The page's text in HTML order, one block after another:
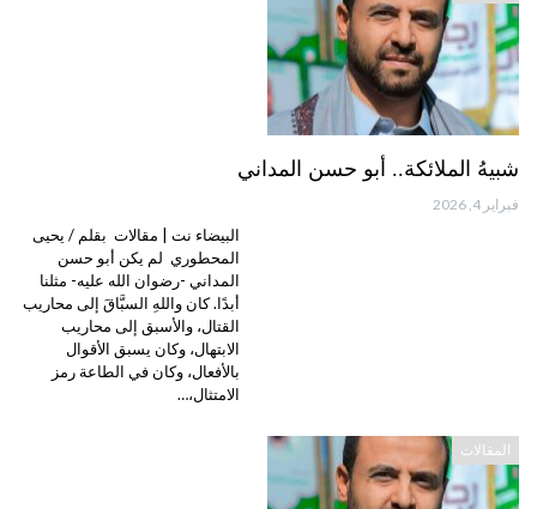
شبيهُ الملائكة.. أبو حسن المداني
فبراير 4, 2026
البيضاء نت | مقالات بقلم / يحيى
المحطوري لم يكن أبو حسن
المداني -رضوان الله عليه- مثلنا
أبدًا. كان واللهِ السبَّاقَ إلى محاريب
القتال، والأسبق إلى محاريب
الابتهال، وكان يسبق الأقوال
بالأفعال، وكان في الطاعة رمز
الامتثال،…
المقالات